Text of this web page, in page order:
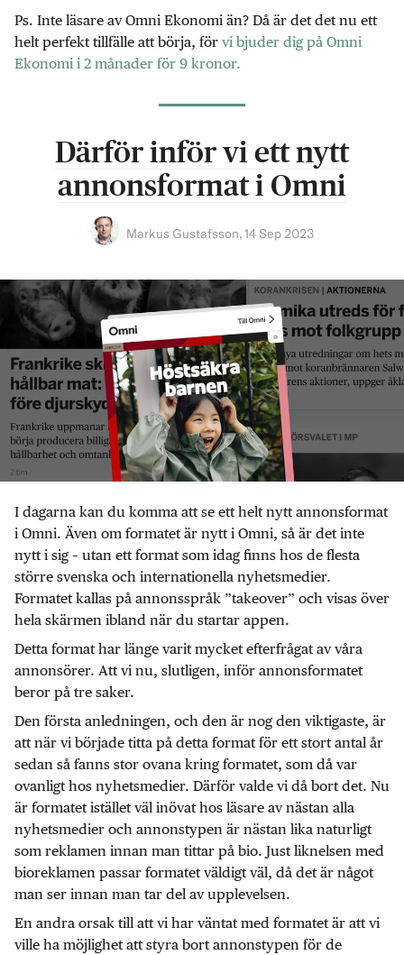
Ps. Inte läsare av Omni Ekonomi än? Då är det det nu ett
helt perfekt tillfälle att börja, för vi bjuder dig på Omni
Ekonomi i 2 månader för 9 kronor.
Därför inför vi ett nytt
annonsformat i Omni
Markus Gustafsson,14 Sep 2023
I dagarna kan du komma att se ett helt nytt annonsformat
i Omni. Även om formatet är nytt i Omni, så är det inte
nytt i sig – utan ett format som idag finns hos de flesta
större svenska och internationella nyhetsmedier.
Formatet kallas på annonsspråk ”takeover” och visas över
hela skärmen ibland när du startar appen.
Detta format har länge varit mycket efterfrågat av våra
annonsörer. Att vi nu, slutligen, inför annonsformatet
beror på tre saker.
Den första anledningen, och den är nog den viktigaste, är
att när vi började titta på detta format för ett stort antal år
sedan så fanns stor ovana kring formatet, som då var
ovanligt hos nyhetsmedier. Därför valde vi då bort det. Nu
är formatet istället väl inövat hos läsare av nästan alla
nyhetsmedier och annonstypen är nästan lika naturligt
som reklamen innan man tittar på bio. Just liknelsen med
bioreklamen passar formatet väldigt väl, då det är något
man ser innan man tar del av upplevelsen.
En andra orsak till att vi har väntat med formatet är att vi
ville ha möjlighet att styra bort annonstypen för de